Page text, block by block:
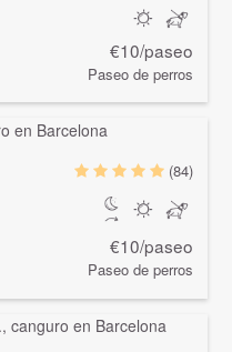
€10/paseo
Paseo de perros
(84)
€10/paseo
Paseo de perros